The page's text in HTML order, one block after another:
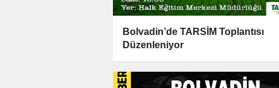
Bolvadin’de TARSİM Toplantısı
Düzenleniyor